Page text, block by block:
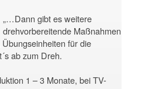
„…Dann gibt es weitere
drehvorbereitende Maßnahmen
für die
ab zum Dreh.
1 – 3 Monate, bei TV-